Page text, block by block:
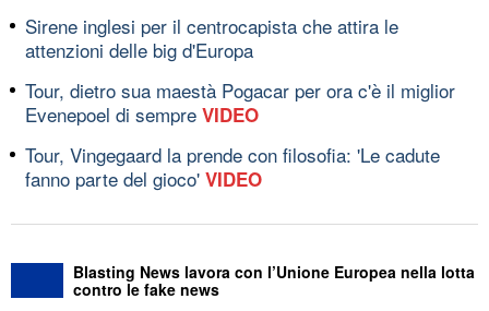
Sirene inglesi per il centrocapista che attira le
attenzioni delle big d'Europa
Tour, dietro sua maestà Pogacar per ora c'è il miglior
Evenepoel di sempre VIDEO
Tour, Vingegaard la prende con filosofia: 'Le cadute
fanno parte del gioco' VIDEO
Blasting News lavora con l’Unione Europea nella lotta
contro le fake news